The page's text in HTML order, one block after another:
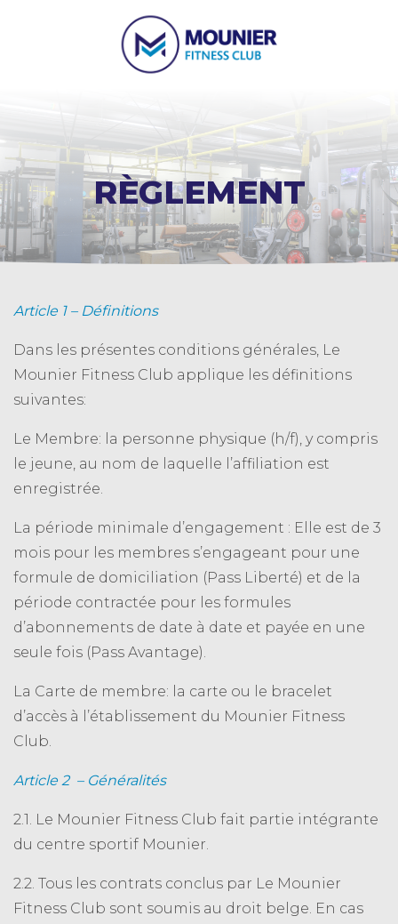
RÈGLEMENT
Article 1 – Définitions
Dans les présentes conditions générales, Le
Mounier Fitness Club applique les définitions
suivantes:
Le Membre: la personne physique (h/f), y compris
le jeune, au nom de laquelle l’affiliation est
enregistrée.
La période minimale d’engagement : Elle est de 3
mois pour les membres s’engageant pour une
formule de domiciliation (Pass Liberté) et de la
période contractée pour les formules
d’abonnements de date à date et payée en une
seule fois (Pass Avantage).
La Carte de membre: la carte ou le bracelet
d’accès à l’établissement du Mounier Fitness
Club.
Article 2 – Généralités
2.1. Le Mounier Fitness Club fait partie intégrante
du centre sportif Mounier.
2.2. Tous les contrats conclus par Le Mounier
Fitness Club sont soumis au droit belge. En cas